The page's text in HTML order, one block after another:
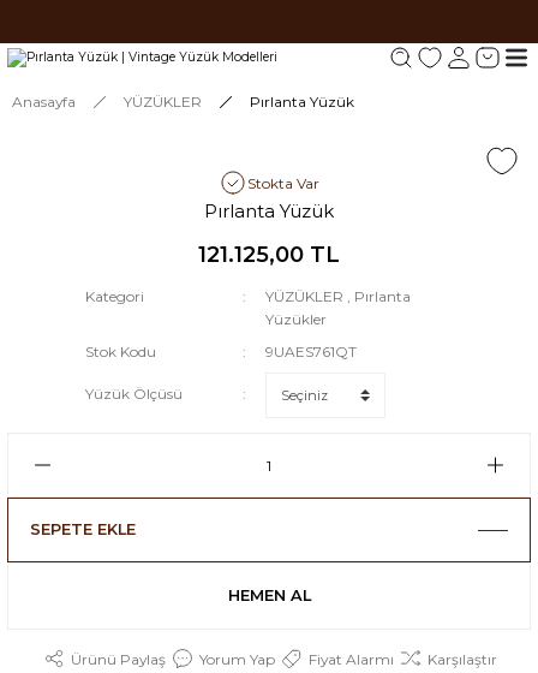
Tüm siparişlerde 1000 TL ve üzeri ücretsiz kargo. #3
Anasayfa YÜZÜKLER Pırlanta Yüzük
Stokta Var
Pırlanta Yüzük
121.125,00 TL
Kategori YÜZÜKLER , Pırlanta
Yüzükler
Stok Kodu
9UAES761QT
Yüzük Ölçüsü
SEPETE EKLE
HEMEN AL
Ürünü Paylaş Yorum Yap Fiyat Alarmı
Karşılaştır